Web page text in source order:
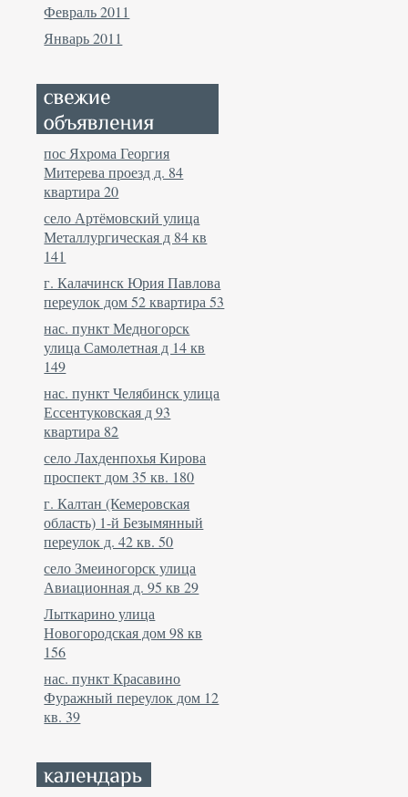
Февраль 2011
Январь 2011
пос Яхрома Георгия
Митерева проезд д. 84
квартира 20
село Артёмовский улица
Металлургическая д 84 кв
141
г. Калачинск Юрия Павлова
переулок дом 52 квартира 53
нас. пункт Медногорск
улица Самолетная д 14 кв
149
нас. пункт Челябинск улица
Ессентуковская д 93
квартира 82
село Лахденпохья Кирова
проспект дом 35 кв. 180
г. Калтан (Кемеровская
область) 1-й Безымянный
переулок д. 42 кв. 50
село Змеиногорск улица
Авиационная д. 95 кв 29
Лыткарино улица
Новогородская дом 98 кв
156
нас. пункт Красавино
Фуражный переулок дом 12
кв. 39